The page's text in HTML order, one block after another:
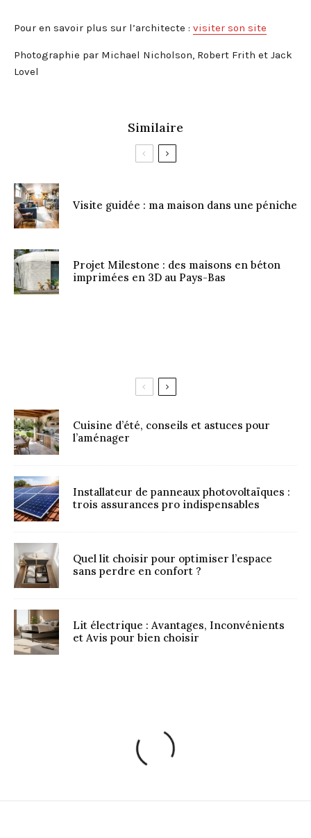
Pour en savoir plus sur l’architecte : visiter son site
Photographie par Michael Nicholson, Robert Frith et Jack
Lovel
Similaire
Visite guidée : ma maison dans une péniche
Projet Milestone : des maisons en béton
imprimées en 3D au Pays-Bas
Cuisine d’été, conseils et astuces pour
l’aménager
Installateur de panneaux photovoltaïques :
trois assurances pro indispensables
Quel lit choisir pour optimiser l’espace
sans perdre en confort ?
Lit électrique : Avantages, Inconvénients
et Avis pour bien choisir